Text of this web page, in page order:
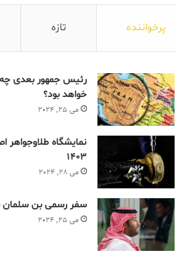
پرخواننده تازه
رئیس جمهور بعدی
خواهد بود؟
می 25, 2024
نمایشگاه طلاوجواهر
1403
می 28, 2024
سفر رسمی بن سلمان
می 25, 2024